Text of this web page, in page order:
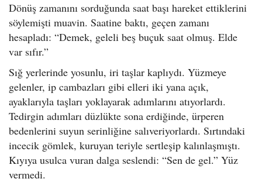
Dönüş zamanını sorduğunda saat başı hareket ettiklerini
söylemişti muavin. Saatine baktı, geçen zamanı
hesapladı: “Demek, geleli beş buçuk saat olmuş. Elde
var sıfır.”
Sığ yerlerinde yosunlu, iri taşlar kaplıydı. Yüzmeye
gelenler, ip cambazları gibi elleri iki yana açık,
ayaklarıyla taşları yoklayarak adımlarını atıyorlardı.
Tedirgin adımları düzlükte sona erdiğinde, ürperen
bedenlerini suyun serinliğine salıveriyorlardı. Sırtındaki
incecik gömlek, kuruyan teriyle sertleşip kalınlaşmıştı.
Kıyıya usulca vuran dalga seslendi: “Sen de gel.” Yüz
vermedi.